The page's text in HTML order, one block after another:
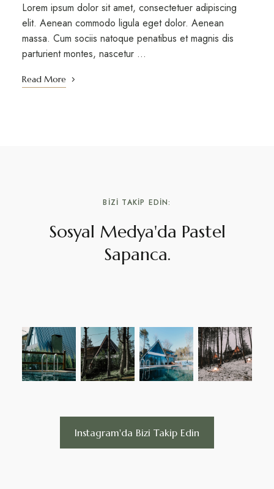
Lorem ipsum dolor sit amet, consectetuer adipiscing
elit. Aenean commodo ligula eget dolor. Aenean
massa. Cum sociis natoque penatibus et magnis dis
parturient montes, nascetur …
Read More
BİZİ TAKİP EDİN:
Sosyal Medya'da Pastel
Sapanca.
Instagram'da Bizi Takip Edin